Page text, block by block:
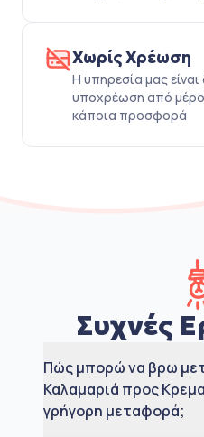
Χωρίς Χρέωση
Η υπηρεσία μας
υποχρέωση από
κάποια προσφορά
Συχνές
Πώς μπορώ να βρω
Καλαμαριά προς
γρήγορη μεταφορά;